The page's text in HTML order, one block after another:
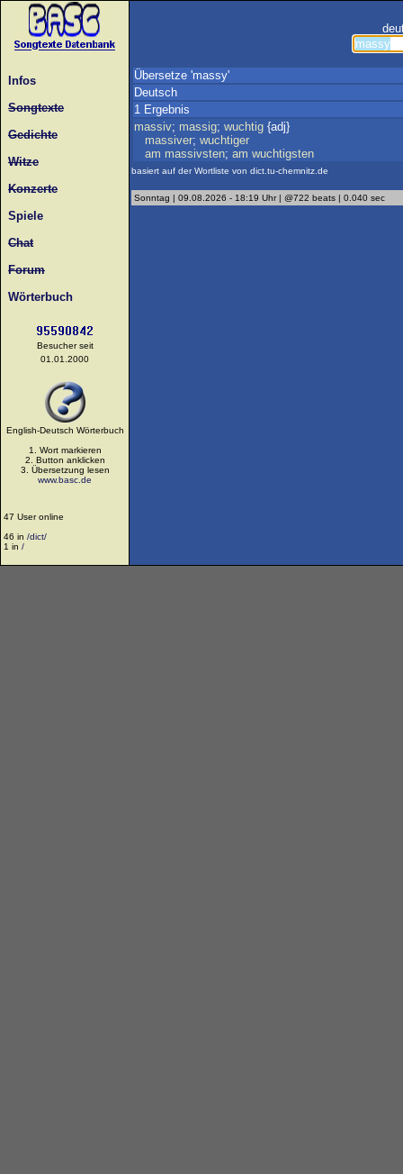
Infos
Songtexte
Gedichte
Witze
Konzerte
Spiele
Chat
Forum
Wörterbuch
Besucher seit
01.01.2000
English-Deutsch Wörterbuch
1. Wort markieren
2. Button anklicken
3. Übersetzung lesen
www.basc.de
47 User online
46 in /dict/
1 in /
Übersetze 'massy'
Deutsch
1 Ergebnis
massiv; massig; wuchtig {adj}
massiver; wuchtiger
am massivsten; am wuchtigsten
basiert auf der Wortliste von dict.tu-chemnitz.de
Sonntag | 09.08.2026 - 18:19 Uhr | @722 beats | 0.040 sec